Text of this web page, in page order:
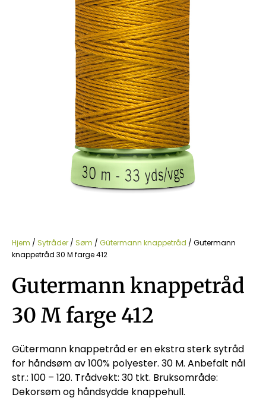
Hjem / Sytråder / Søm / Gütermann knappetråd / Gutermann
knappetråd 30 M farge 412
Gutermann knappetråd
30 M farge 412
Gütermann knappetråd er en ekstra sterk sytråd
for håndsøm av 100% polyester. 30 M. Anbefalt nål
str.: 100 – 120. Trådvekt: 30 tkt. Bruksområde:
Dekorsøm og håndsydde knappehull.